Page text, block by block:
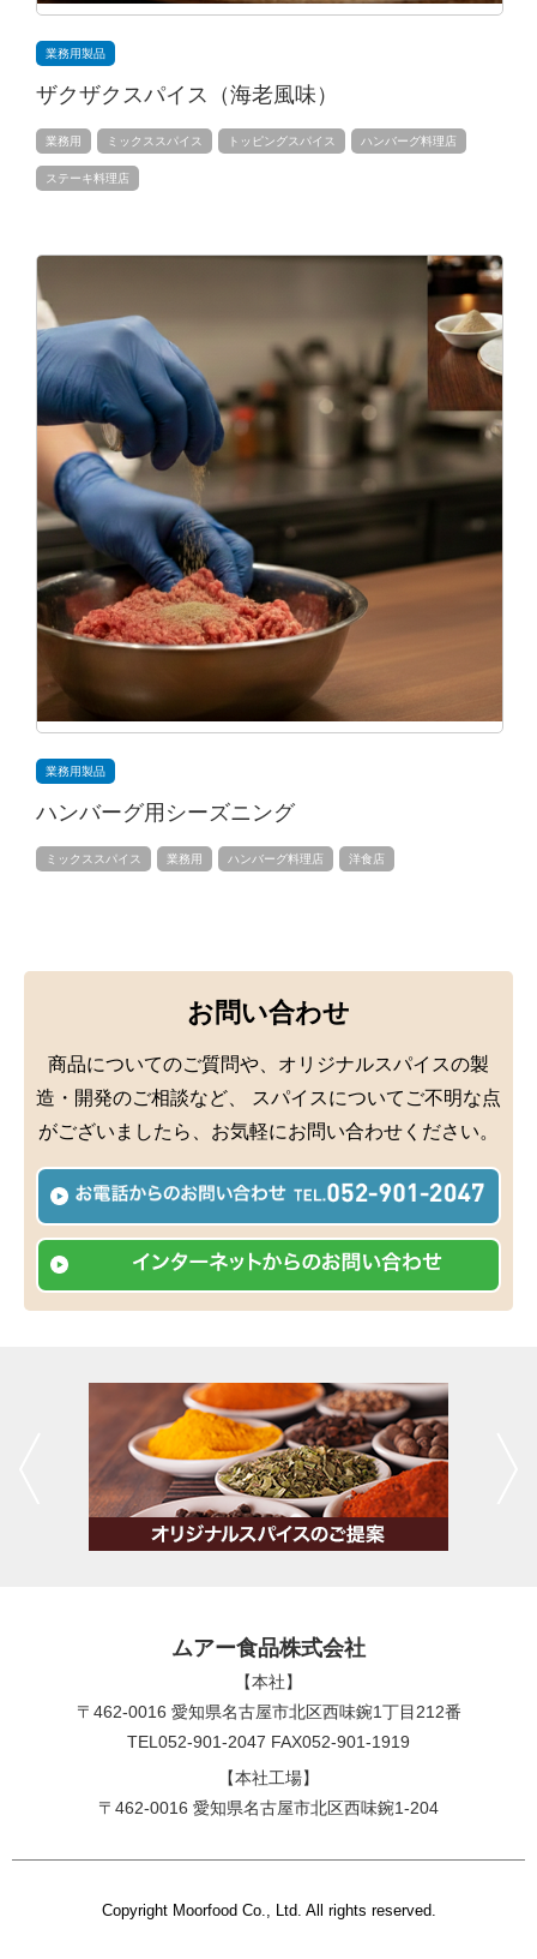
業務用製品
ザクザクスパイス（海老風味）
業務用 ミックススパイス トッピングスパイス ハンバーグ料理店
ステーキ料理店
業務用製品
ハンバーグ用シーズニング
ミックススパイス 業務用 ハンバーグ料理店 洋食店
お問い合わせ
商品についてのご質問や、オリジナルスパイスの製
造・開発のご相談など、
スパイスについてご不明な点
がございましたら、お気軽にお問い合わせください。
ムアー食品株式会社
【本社】
〒462-0016 愛知県名古屋市北区西味鋺1丁目212番
TEL052-901-2047 FAX052-901-1919
【本社工場】
〒462-0016 愛知県名古屋市北区西味鋺1-204
Copyright Moorfood Co., Ltd. All rights reserved.